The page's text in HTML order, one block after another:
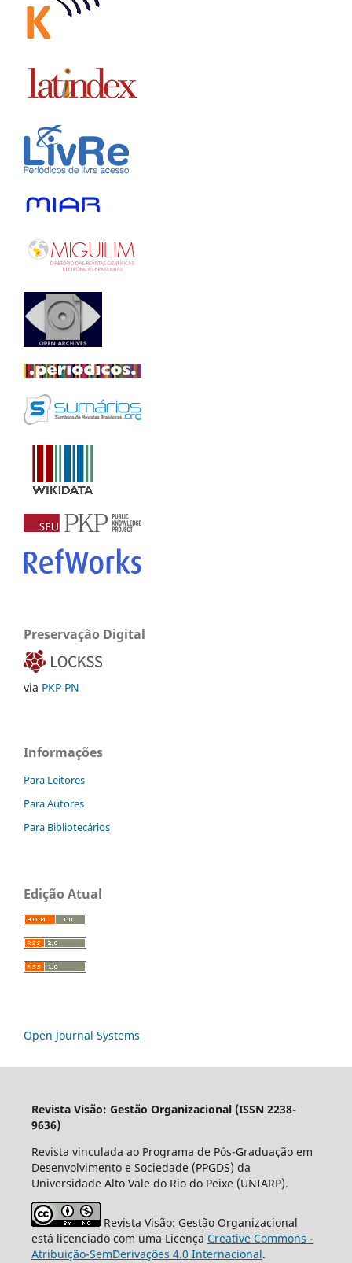
Preservação Digital
via PKP PN
Informações
Para Leitores
Para Autores
Para Bibliotecários
Edição Atual
Open Journal Systems
Revista Visão: Gestão Organizacional (ISSN 2238-
9636)
Revista vinculada ao Programa de Pós-Graduação em
Desenvolvimento e Sociedade (PPGDS) da
Universidade Alto Vale do Rio do Peixe (UNIARP).
Revista Visão: Gestão Organizacional
está licenciado com uma Licença Creative Commons -
Atribuição-SemDerivações 4.0 Internacional.